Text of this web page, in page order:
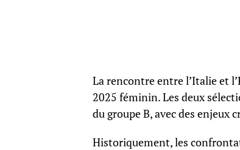
La rencontre entre l’Italie et
2025 féminin. Les deux
du groupe B, avec des enjeux
Historiquement, les